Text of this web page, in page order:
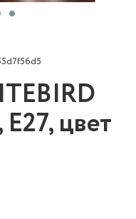
цвет